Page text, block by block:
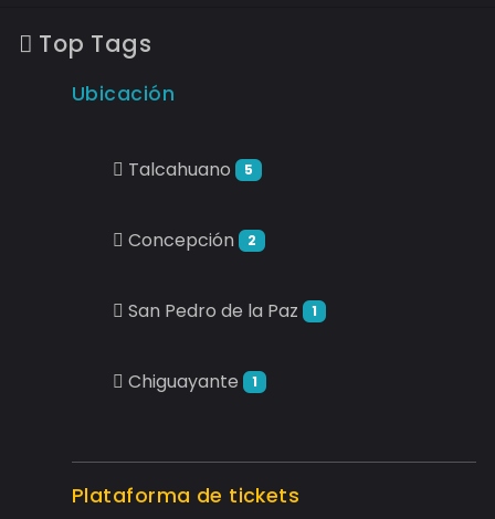
Top Tags
Ubicación
Talcahuano 5
Concepción 2
San Pedro de la Paz 1
Chiguayante 1
Plataforma de tickets